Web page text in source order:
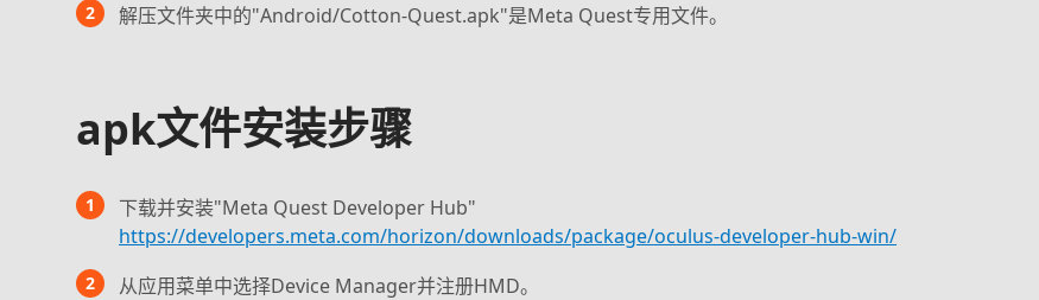
2 解压文件夹中的"Android/Cotton-Quest.apk"是Meta Quest专用文件。
apk文件安装步骤
1
下载并安装"Meta Quest Developer Hub"
https://developers.meta.com/horizon/downloads/package/oculus-developer-hub-win/
2 从应用菜单中选择Device Manager并注册HMD。